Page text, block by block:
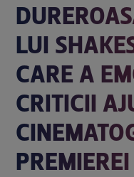
LUI
CARE A
CRITICII
PREMIEREI